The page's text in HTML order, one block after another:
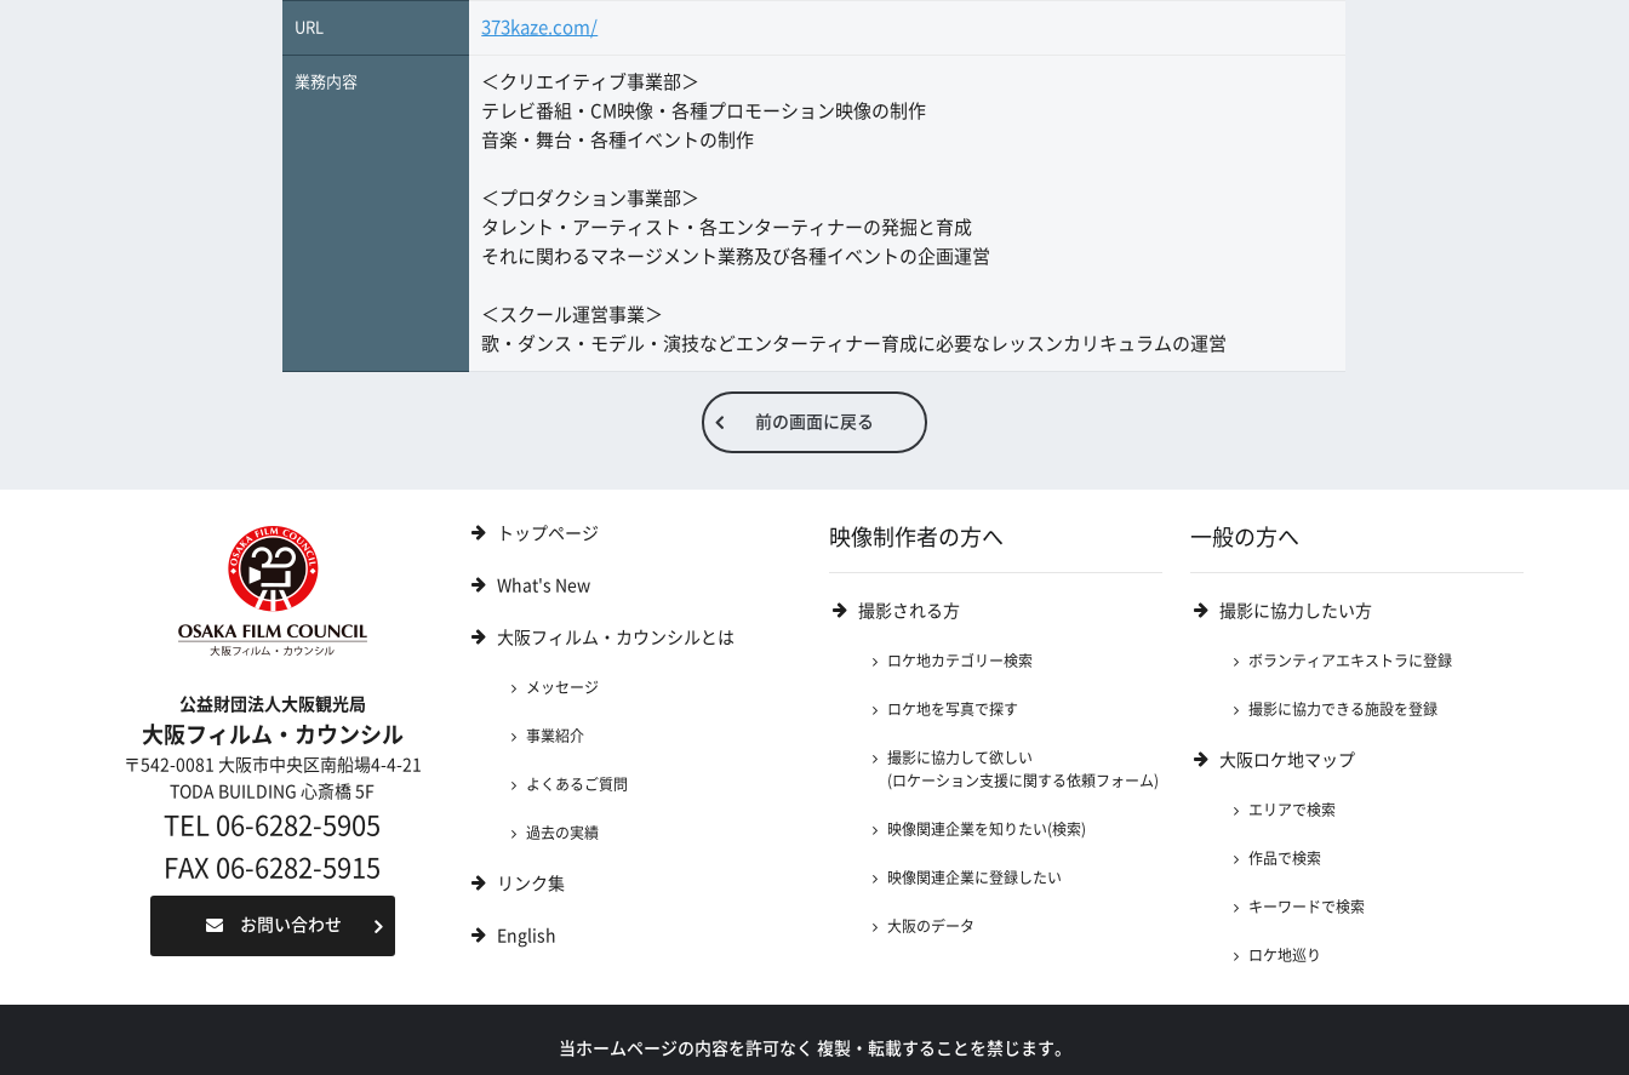
URL 373kaze.com/
業務内容
＜クリエイティブ事業部＞
テレビ番組・CM映像・各種プロモーション映像の制作
音楽・舞台・各種イベントの制作
＜プロダクション事業部＞
タレント・アーティスト・各エンターティナーの発掘と育成
それに関わるマネージメント業務及び各種イベントの企画運営
＜スクール運営事業＞
歌・ダンス・モデル・演技などエンターティナー育成に必要なレッスンカリキュラムの運営
前の画面に戻る
公益財団法人大阪観光局
大阪フィルム・カウンシル
〒542-0081 大阪市中央区南船場4-4-21
TODA BUILDING 心斎橋 5F
TEL 06-6282-5905
FAX 06-6282-5915
お問い合わせ
トップページ
What's New
大阪フィルム・カウンシルとは
メッセージ
事業紹介
よくあるご質問
過去の実績
リンク集
English
映像制作者の方へ
撮影される方
ロケ地カテゴリー検索
ロケ地を写真で探す
撮影に協力して欲しい
(ロケーション支援に関する依頼フォーム)
映像関連企業を知りたい(検索)
映像関連企業に登録したい
大阪のデータ
一般の方へ
撮影に協力したい方
ボランティアエキストラに登録
撮影に協力できる施設を登録
大阪ロケ地マップ
エリアで検索
作品で検索
キーワードで検索
ロケ地巡り
当ホームページの内容を許可なく 複製・転載することを禁じます。